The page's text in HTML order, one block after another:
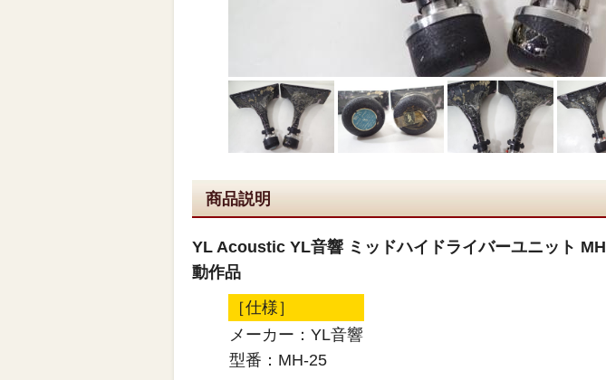
商品説明
YL Acoustic YL音響 ミッドハイドライバーユニット
動作品
［仕様］
メーカー：YL音響
型番：MH-25